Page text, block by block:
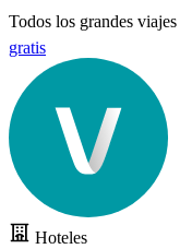
Todos los grandes viajes
gratis
Hoteles